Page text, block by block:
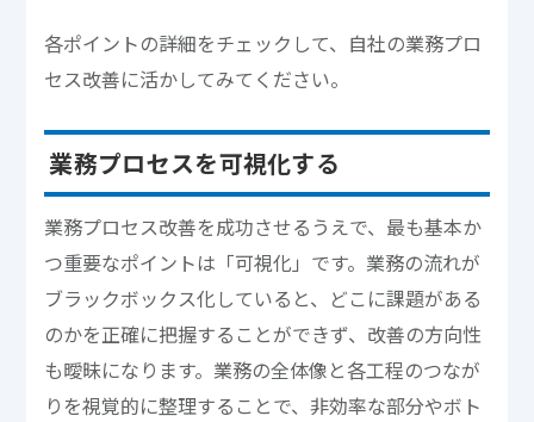
各ポイントの詳細をチェックして、自社の業務プロ
セス改善に活かしてみてください。
業務プロセスを可視化する
業務プロセス改善を成功させるうえで、最も基本か
つ重要なポイントは「可視化」です。業務の流れが
ブラックボックス化していると、どこに課題がある
のかを正確に把握することができず、改善の方向性
も曖昧になります。業務の全体像と各工程のつなが
りを視覚的に整理することで、非効率な部分やボト